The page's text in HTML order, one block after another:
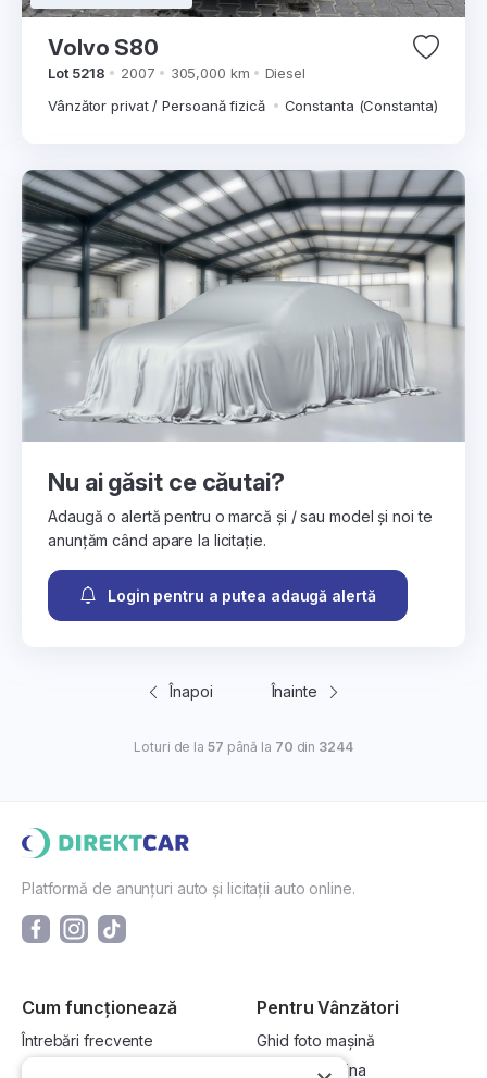
Volvo S80
Lot 5218 2007 305,000 km
Diesel
Vânzător privat / Persoană fizică
Constanta (Constanta)
Nu ai găsit ce căutai?
Adaugă o alertă pentru o marcă și / sau model și noi te
anunțăm când apare la licitație.
Login pentru a putea adaugă alertă
Înapoi Înainte
Loturi de la 57 până la 70 din 3244
Platformă de anunțuri auto și licitații auto online.
Cum funcționează
Întrebări frecvente
Pentru Vânzători
Ghid foto mașină
Vinde-ți mașina